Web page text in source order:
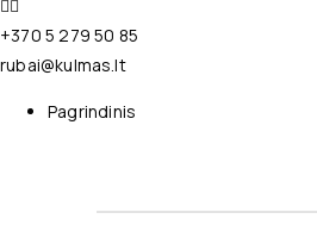
+370 5 279 50 85
rubai@kulmas.lt
Pagrindinis